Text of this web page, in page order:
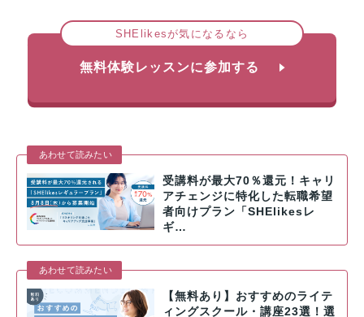
SHElikesが気になるなら
無料体験レッスンに参加する
あわせて読みたい
受講料が最大70％還元！キャリ
アチェンジに特化した転職希望
者向けプラン「SHElikesレ
ギ…
あわせて読みたい
【無料あり】おすすめのライテ
ィングスクール・講座23選！選